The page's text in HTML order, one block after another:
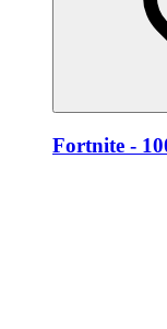
Fortnite -